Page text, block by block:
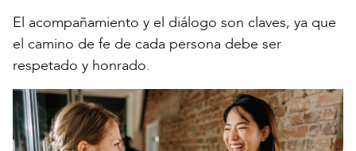
El acompañamiento y el diálogo son claves, ya que
el camino de fe de cada persona debe ser
respetado y honrado.